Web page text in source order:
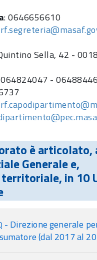
: 0646656610
Sella, 42 -
-
è articolato,
Generale e,
in 10
- Direzione generale
(dal 2017 al